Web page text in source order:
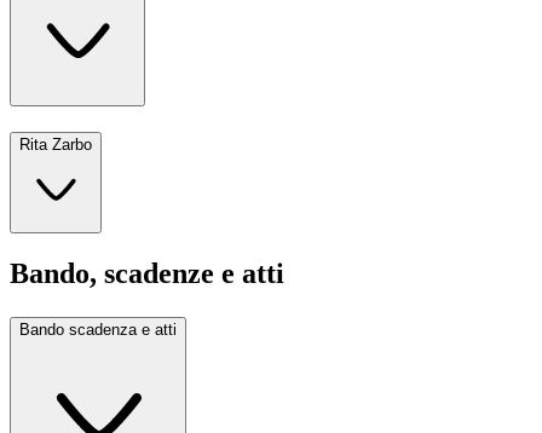
Rita Zarbo
Bando, scadenze e atti
Bando scadenza e atti